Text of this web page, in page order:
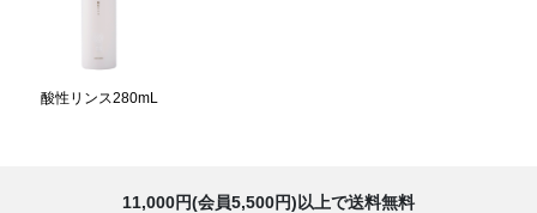
酸性リンス280mL
11,000円(会員5,500円)以上で送料無料